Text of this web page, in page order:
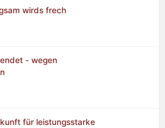
wirds frech
- wegen
für leistungsstarke